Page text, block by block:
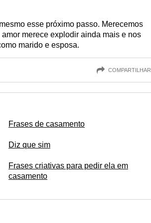
esse próximo passo. Merecemos
merece explodir ainda mais e nos
marido e esposa.
COMPARTILHAR
Frases de casamento
Diz que sim
Frases criativas para pedir ela em
casamento